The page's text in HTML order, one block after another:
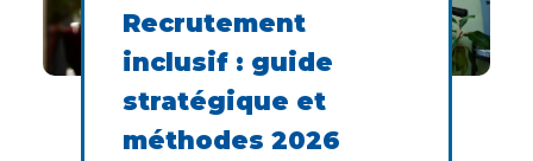
Recrutement
inclusif : guide
stratégique et
méthodes 2026